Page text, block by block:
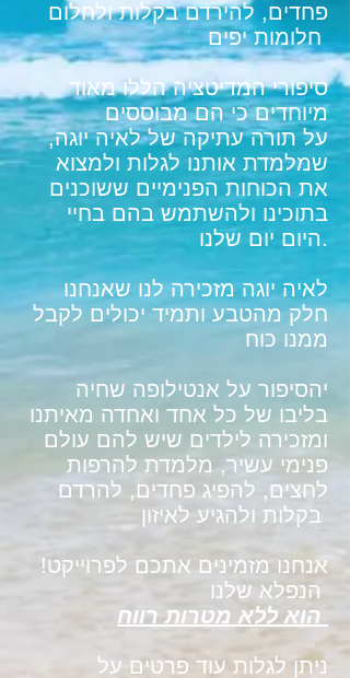
חלומות יפים
סיפורי המדיטציה הללו מאוד
מיוחדים כי הם מבוססים
על תורה עתיקה של לאיה יוגה,
שמלמדת אותנו לגלות ולמצוא
את הכוחות הפנימיים ששוכנים
בתוכינו ולהשתמש בהם בחיי
היום יום שלנו.
לאיה יוגה מזכירה לנו שאנחנו
חלק מהטבע ותמיד יכולים לקבל
ממנו כוח
יהסיפור על אנטילופה שחיה
בליבו של כל אחד ואחדה מאיתנו
ומזכירה לילדים שיש להם עולם
פנימי עשיר, מלמדת להרפות
לחצים, להפיג פחדים, להרדם
!אנחנו מזמינים אתכם לפרוייקט